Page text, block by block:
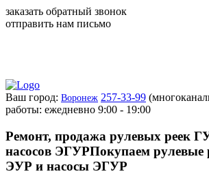
заказать обратный звонок
отправить нам письмо
Ваш город: Воронеж 257-33-99
работы: ежедневно 9:00 - 19:00
Ремонт, продажа рулевых реек
насосов ЭГУРПокупаем рулевые
ЭУР и насосы ЭГУР